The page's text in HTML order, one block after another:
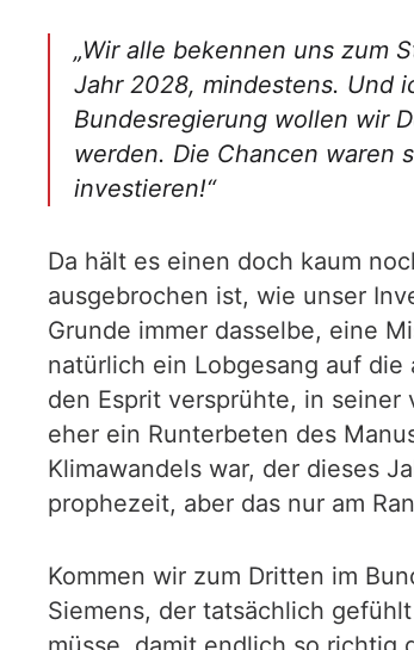
„Wir alle bekennen uns zum
Jahr 2028, mindestens. Und
Bundesregierung wollen wir
werden. Die Chancen waren
investieren!“
Da hält es einen doch kaum
ausgebrochen ist, wie unser
Grunde immer dasselbe, eine
natürlich ein Lobgesang auf die
den Esprit versprühte, in
eher ein Runterbeten des
Klimawandels war, der dieses
prophezeit, aber das nur am
Kommen wir zum Dritten im
Siemens, der tatsächlich